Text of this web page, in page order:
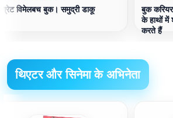
विमेलबच बुक। समुद्री डाकू
बुक
के हाथों
करते हैं
थिएटर और सिनेमा के अभिनेता